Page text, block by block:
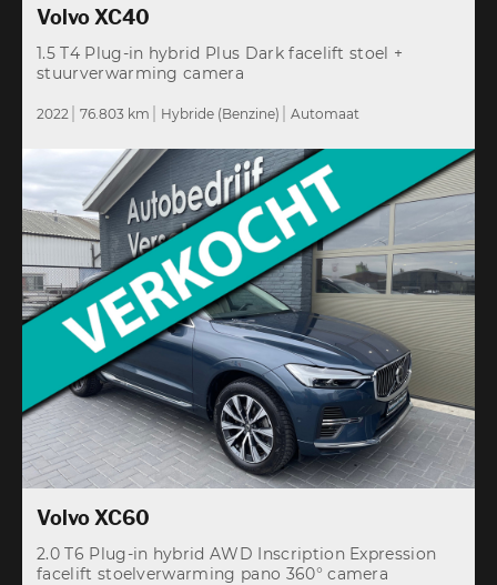
Volvo XC40
1.5 T4 Plug-in hybrid Plus Dark facelift stoel +
stuurverwarming camera
2022 76.803 km Hybride (Benzine) Automaat
Volvo XC60
2.0 T6 Plug-in hybrid AWD Inscription Expression
facelift stoelverwarming pano 360° camera